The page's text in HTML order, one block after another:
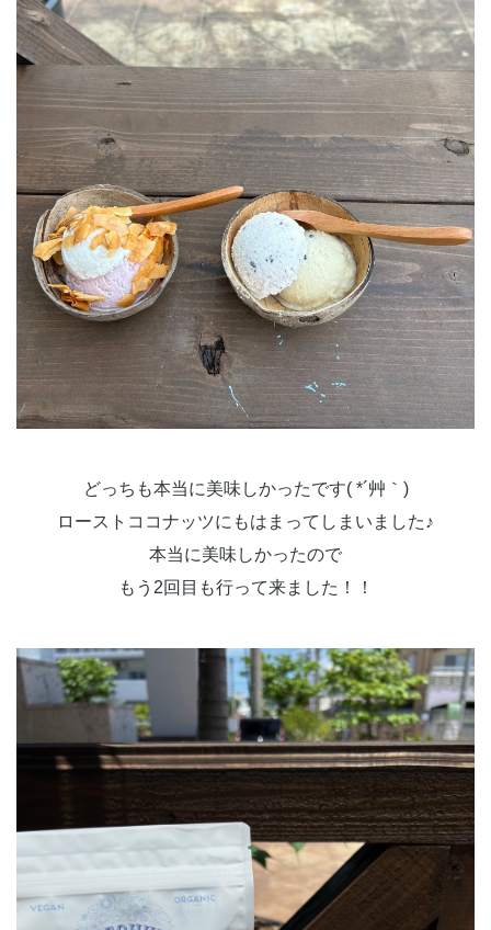
どっちも本当に美味しかったです( *´艸｀)
ローストココナッツにもはまってしまいました♪
本当に美味しかったので
もう2回目も行って来ました！！